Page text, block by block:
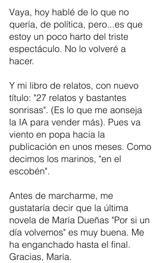
Vaya, hoy hablé de lo que no
quería, de política, pero...es que
estoy un poco harto del triste
espectáculo. No lo volveré a
hacer.
Y mi libro de relatos, con nuevo
título: "27 relatos y bastantes
sonrisas". (Es lo que me aonseja
la IA para vender más). Pues va
viento en popa hacia la
publicación en unos meses. Como
decimos los marinos, "en el
escobén".
Antes de marcharme, me
gustataría decir que la última
novela de María Dueñas "Por si un
día volvemos" es muy buena. Me
ha enganchado hasta el final.
Gracias, María.